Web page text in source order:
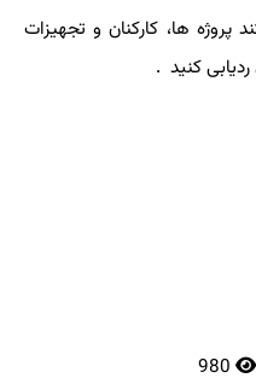
ها، کارکنان و تجهیزات
کنید .